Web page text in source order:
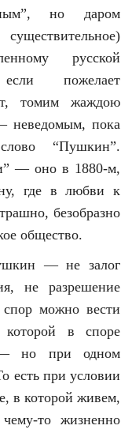
но даром
русской
пожелает
томим жаждою
неведомым, пока
“Пушкин”.
— оно в 1880-м,
где в любви к
безобразно
общество.
— не залог
не разрешение
можно вести
которой в споре
— но при одном
есть при условии
в которой живем,
то жизненно